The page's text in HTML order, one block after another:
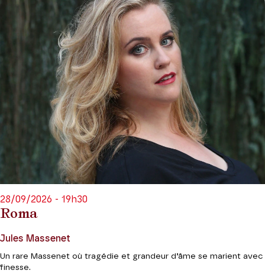
Roma
28/09/2026 - 19h30
Jules Massenet
Un rare Massenet où tragédie et grandeur d’âme se marient avec
finesse.